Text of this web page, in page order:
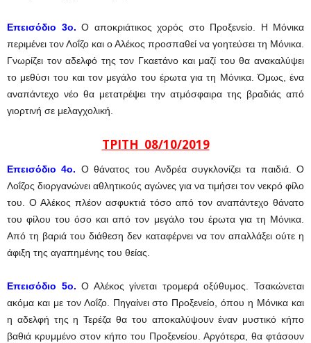
Επεισόδιο 3ο. Ο αποκριάτικος χορός στο Προξενείο. Η Μόνικα
περιμένει τον Λοΐζο και ο Αλέκος προσπαθεί να γοητεύσει τη Μόνικα.
Γνωρίζει τον αδελφό της τον Γκαετάνο και μαζί του θα ανακαλύψει
το μεθύσι του και τον μεγάλο του έρωτα για τη Μόνικα. Όμως, ένα
αναπάντεχο νέο θα μετατρέψει την ατμόσφαιρα της βραδιάς από
γιορτινή σε μελαγχολική.
ΤΡΙΤΗ 08/10/2019
Επεισόδιο 4ο. Ο θάνατος του Ανδρέα συγκλονίζει τα παιδιά. Ο
Λοΐζος διοργανώνει αθλητικούς αγώνες για να τιμήσει τον νεκρό φίλο
του. Ο Αλέκος πλέον ασφυκτιά τόσο από τον αναπάντεχο θάνατο
του φίλου του όσο και από τον μεγάλο του έρωτα για τη Μόνικα.
Από τη βαριά του διάθεση δεν καταφέρνει να τον απαλλάξει ούτε η
άφιξη της αγαπημένης του θείας.
Επεισόδιο 5ο.Ο Αλέκος γίνεται τρομερά οξύθυμος. Τσακώνεται
ακόμα και με τον Λοΐζο. Πηγαίνει στο Προξενείο, όπου η Μόνικα και
η αδελφή της η Τερέζα θα του αποκαλύψουν έναν μυστικό κήπο
βαθιά κρυμμένο στον κήπο του Προξενείου. Αργότερα, θα φτάσουν